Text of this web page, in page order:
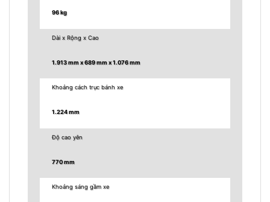
96 kg
Dài x Rộng x Cao
1.913 mm x 689 mm x 1.076 mm
Khoảng cách trục bánh xe
1.224 mm
Độ cao yên
770 mm
Khoảng sáng gầm xe